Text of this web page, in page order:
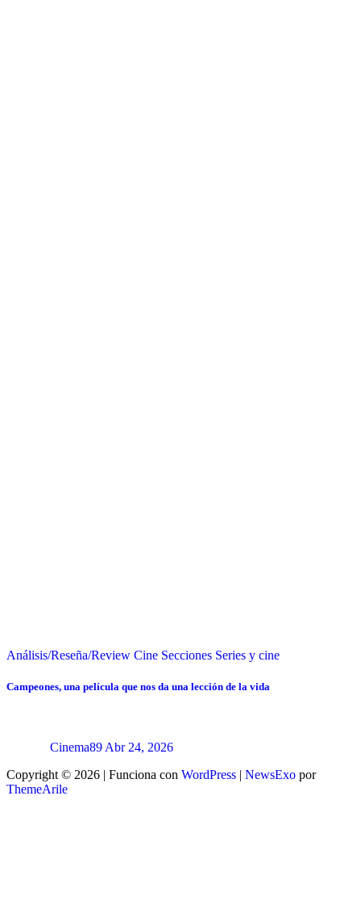
Análisis/Reseña/Review Cine Secciones Series y cine
Campeones, una película que nos da una lección de la vida
Cinema89 Abr 24, 2026
Copyright © 2026 | Funciona con WordPress | NewsExo por
ThemeArile